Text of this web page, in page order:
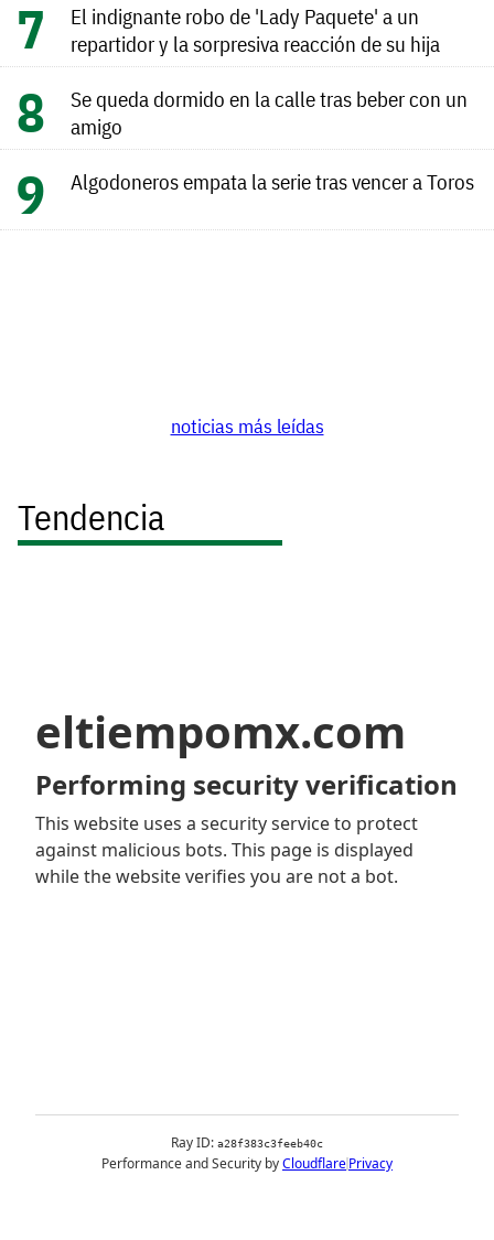
El indignante robo de 'Lady Paquete' a un
repartidor y la sorpresiva reacción de su hija
Se queda dormido en la calle tras beber con un
amigo
Algodoneros empata la serie tras vencer a Toros
noticias más leídas
Tendencia